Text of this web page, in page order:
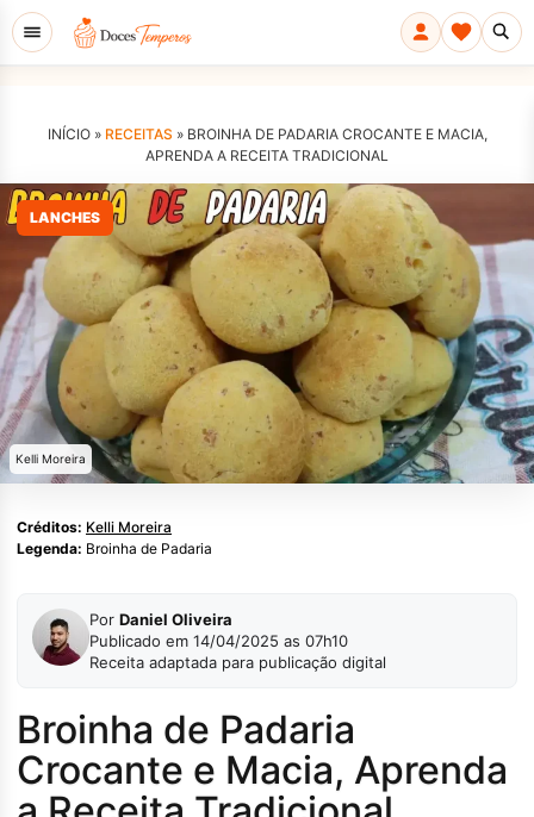
INÍCIO » RECEITAS » BROINHA DE PADARIA CROCANTE E MACIA,
APRENDA A RECEITA TRADICIONAL
LANCHES
Kelli Moreira
Créditos: Kelli Moreira
Legenda: Broinha de Padaria
Por Daniel Oliveira
Publicado em 14/04/2025 as 07h10
Receita adaptada para publicação digital
Broinha de Padaria
Crocante e Macia, Aprenda